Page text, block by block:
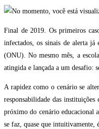
Final de 2019. Os primeiros
infectados, os sinais de alerta já
(ONU). No mesmo mês, a
atingida e lançada a um desafio:
A rapidez como o cenário se
responsabilidade das
próximo do cenário educacional
se faz, quase que intuitivamente,